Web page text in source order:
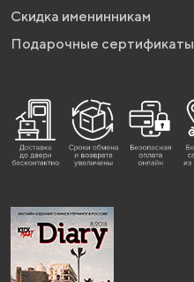
Скидка именинникам
Подарочные сертификаты